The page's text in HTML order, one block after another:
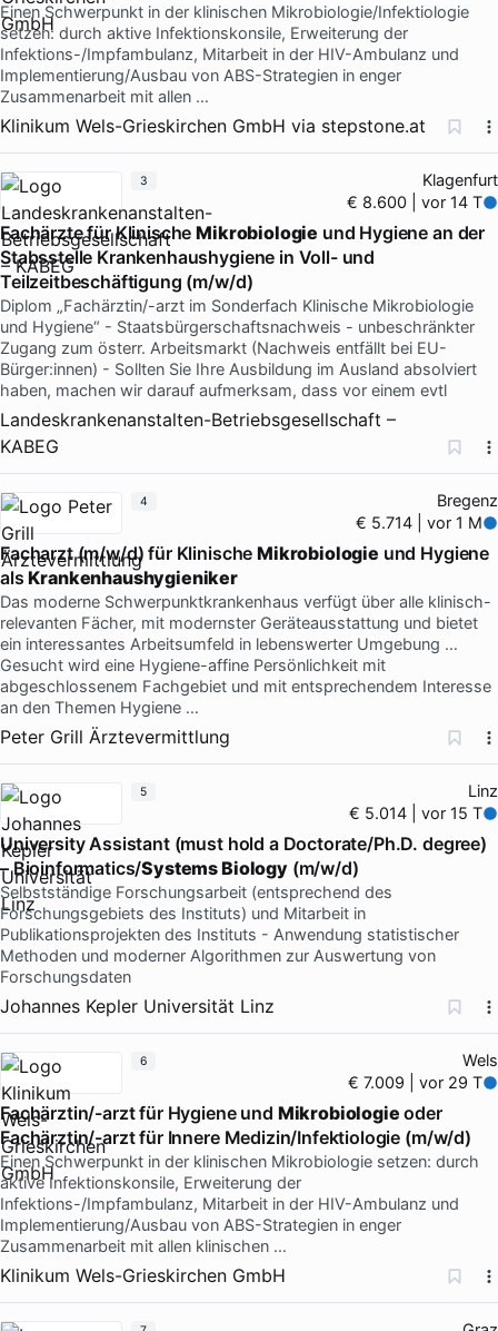
Einen Schwerpunkt in der klinischen Mikrobiologie/Infektiologie
setzen: durch aktive Infektionskonsile, Erweiterung der
Infektions-/Impfambulanz, Mitarbeit in der HIV-Ambulanz und
Implementierung/Ausbau von ABS-Strategien in enger
Zusammenarbeit mit allen …
Klinikum Wels-Grieskirchen GmbH via stepstone.at
Klagenfurt
€ 8.600 | vor 14 T
Fachärzte für KlinischeMikrobiologie und Hygiene an der
Stabsstelle Krankenhaushygiene in Voll- und
Teilzeitbeschäftigung (m/w/d)
Diplom „Fachärztin/-arzt im Sonderfach Klinische Mikrobiologie
und Hygiene“ - Staatsbürgerschaftsnachweis - unbeschränkter
Zugang zum österr. Arbeitsmarkt (Nachweis entfällt bei EU-
Bürger:innen) - Sollten Sie Ihre Ausbildung im Ausland absolviert
haben, machen wir darauf aufmerksam, dass vor einem evtl
Landeskrankenanstalten-Betriebsgesellschaft –
KABEG
3
Bregenz
€ 5.714 | vor 1 M
Facharzt (m/w/d) für KlinischeMikrobiologie und Hygiene
alsKrankenhaushygieniker
Das moderne Schwerpunktkrankenhaus verfügt über alle klinisch-
relevanten Fächer, mit modernster Geräteausstattung und bietet
ein interessantes Arbeitsumfeld in lebenswerter Umgebung …
Gesucht wird eine Hygiene-affine Persönlichkeit mit
abgeschlossenem Fachgebiet und mit entsprechendem Interesse
an den Themen Hygiene …
Peter Grill Ärztevermittlung
4
Linz
€ 5.014 | vor 15 T
University Assistant (must hold a Doctorate/Ph.D. degree)
– Bioinformatics/Systems Biology(m/w/d)
Selbstständige Forschungsarbeit (entsprechend des
Forschungsgebiets des Instituts) und Mitarbeit in
Publikationsprojekten des Instituts - Anwendung statistischer
Methoden und moderner Algorithmen zur Auswertung von
Forschungsdaten
Johannes Kepler Universität Linz
5
Wels
€ 7.009 | vor 29 T
Fachärztin/-arzt für Hygiene und Mikrobiologie oder
Fachärztin/-arzt für Innere Medizin/Infektiologie (m/w/d)
Einen Schwerpunkt in der klinischen Mikrobiologie setzen: durch
aktive Infektionskonsile, Erweiterung der
Infektions-/Impfambulanz, Mitarbeit in der HIV-Ambulanz und
Implementierung/Ausbau von ABS-Strategien in enger
Zusammenarbeit mit allen klinischen …
Klinikum Wels-Grieskirchen GmbH
6